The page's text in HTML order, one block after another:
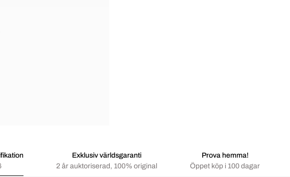
Exklusiv världsgaranti
2 år auktoriserad, 100% original
Prova hemma!
Öppet köp i 100 dagar